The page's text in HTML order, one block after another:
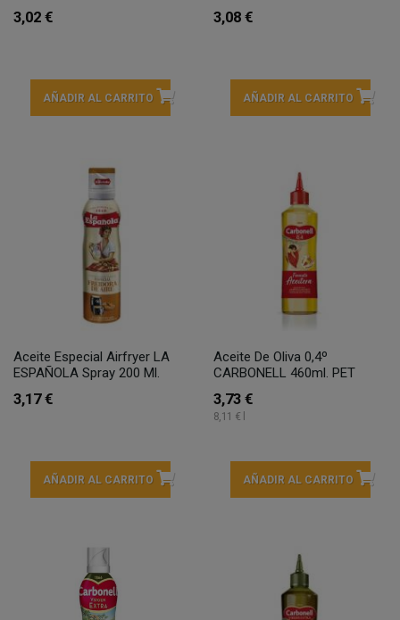
3,02 €
AÑADIR AL CARRITO
3,08 €
AÑADIR AL CARRITO
Aceite Especial Airfryer LA
ESPAÑOLA Spray 200 Ml.
3,17 €
AÑADIR AL CARRITO
Aceite De Oliva 0,4º
CARBONELL 460ml. PET
3,73 €
8,11 € l
AÑADIR AL CARRITO